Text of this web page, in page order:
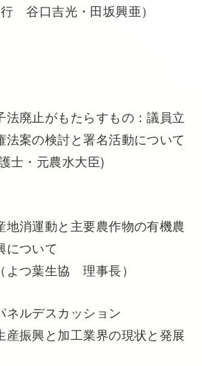
谷口吉光・田坂興亜）
廃止がもたらすもの：議員立
法案の検討と署名活動について
士・元農水大臣)
消運動と主要農作物の有機農
について
つ葉生協 理事長）
ネルデスカッション
振興と加工業界の現状と発展